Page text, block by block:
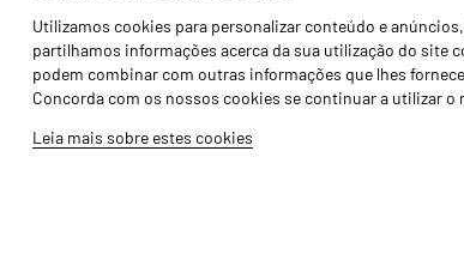
Utilizamos cookies para personalizar conteúdo e
partilhamos informações acerca da sua utilização do site
podem combinar com outras informações que lhes
Concorda com os nossos cookies se continuar a utilizar o
Leia mais sobre estes cookies
Identidade
História
Fábrica / Produção
Recursos Humanos
Agricultura
Transportes
Gama Floresta